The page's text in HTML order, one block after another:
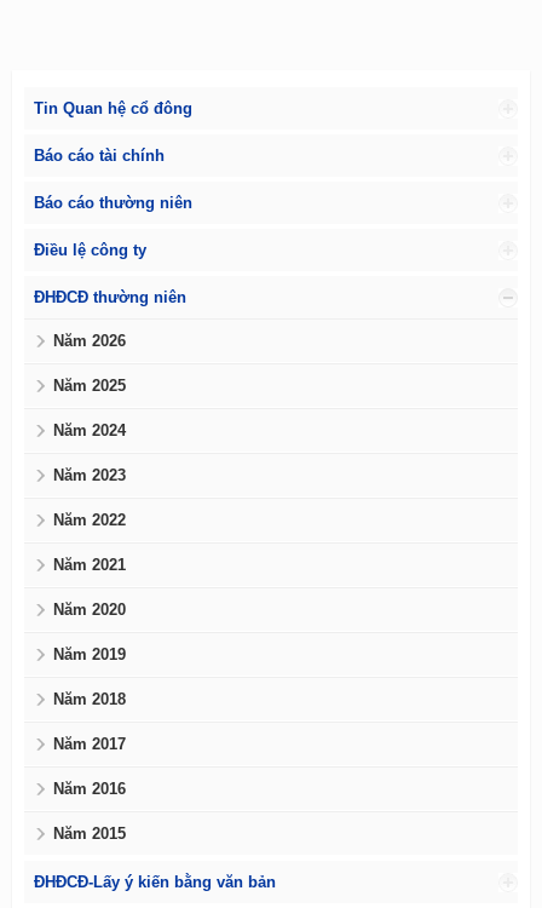
Tin Quan hệ cổ đông
Báo cáo tài chính
Báo cáo thường niên
Điều lệ công ty
ĐHĐCĐ thường niên
Năm 2026
Năm 2025
Năm 2024
Năm 2023
Năm 2022
Năm 2021
Năm 2020
Năm 2019
Năm 2018
Năm 2017
Năm 2016
Năm 2015
ĐHĐCĐ-Lấy ý kiến bằng văn bản